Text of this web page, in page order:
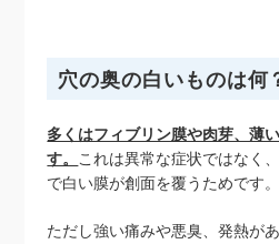
穴の奥の白いものは何
多くはフィブリン膜や肉芽、薄
す。 これは異常な症状ではなく
で白い膜が創面を覆うためです。
ただし強い痛みや悪臭、発熱が